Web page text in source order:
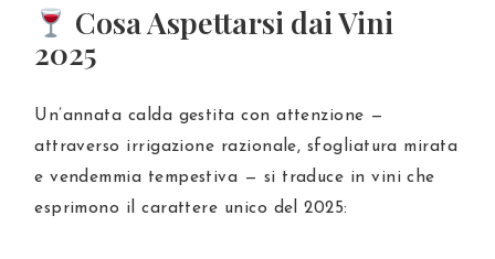
Cosa Aspettarsi dai Vini
2025
Un’annata calda gestita con attenzione —
attraverso irrigazione razionale, sfogliatura mirata
e vendemmia tempestiva — si traduce in vini che
esprimono il carattere unico del 2025: